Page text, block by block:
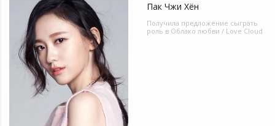
Пак Чжи Хён
Получила предложение сыграть
роль в Облако любви / Love Cloud